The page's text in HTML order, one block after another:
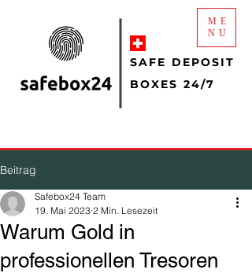
ME
NU
SAFE DEPOSIT
BOXES 24/7
Beitrag
Warum Gold in
professionellen Tresoren
Safebox24 Team
19. Mai 2023 2 Min. Lesezeit